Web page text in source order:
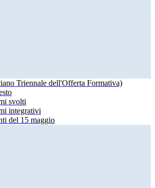
Triennale dell'Offerta Formativa)
svolti
integrativi
del 15 maggio